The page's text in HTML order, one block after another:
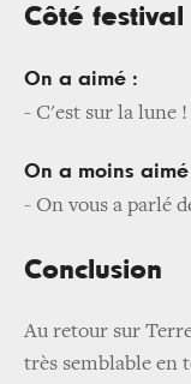
Côté festival
On a aimé :
- C'est sur la lune !
On a moins aimé
- On vous a parlé
Conclusion
Au retour sur
très semblable en